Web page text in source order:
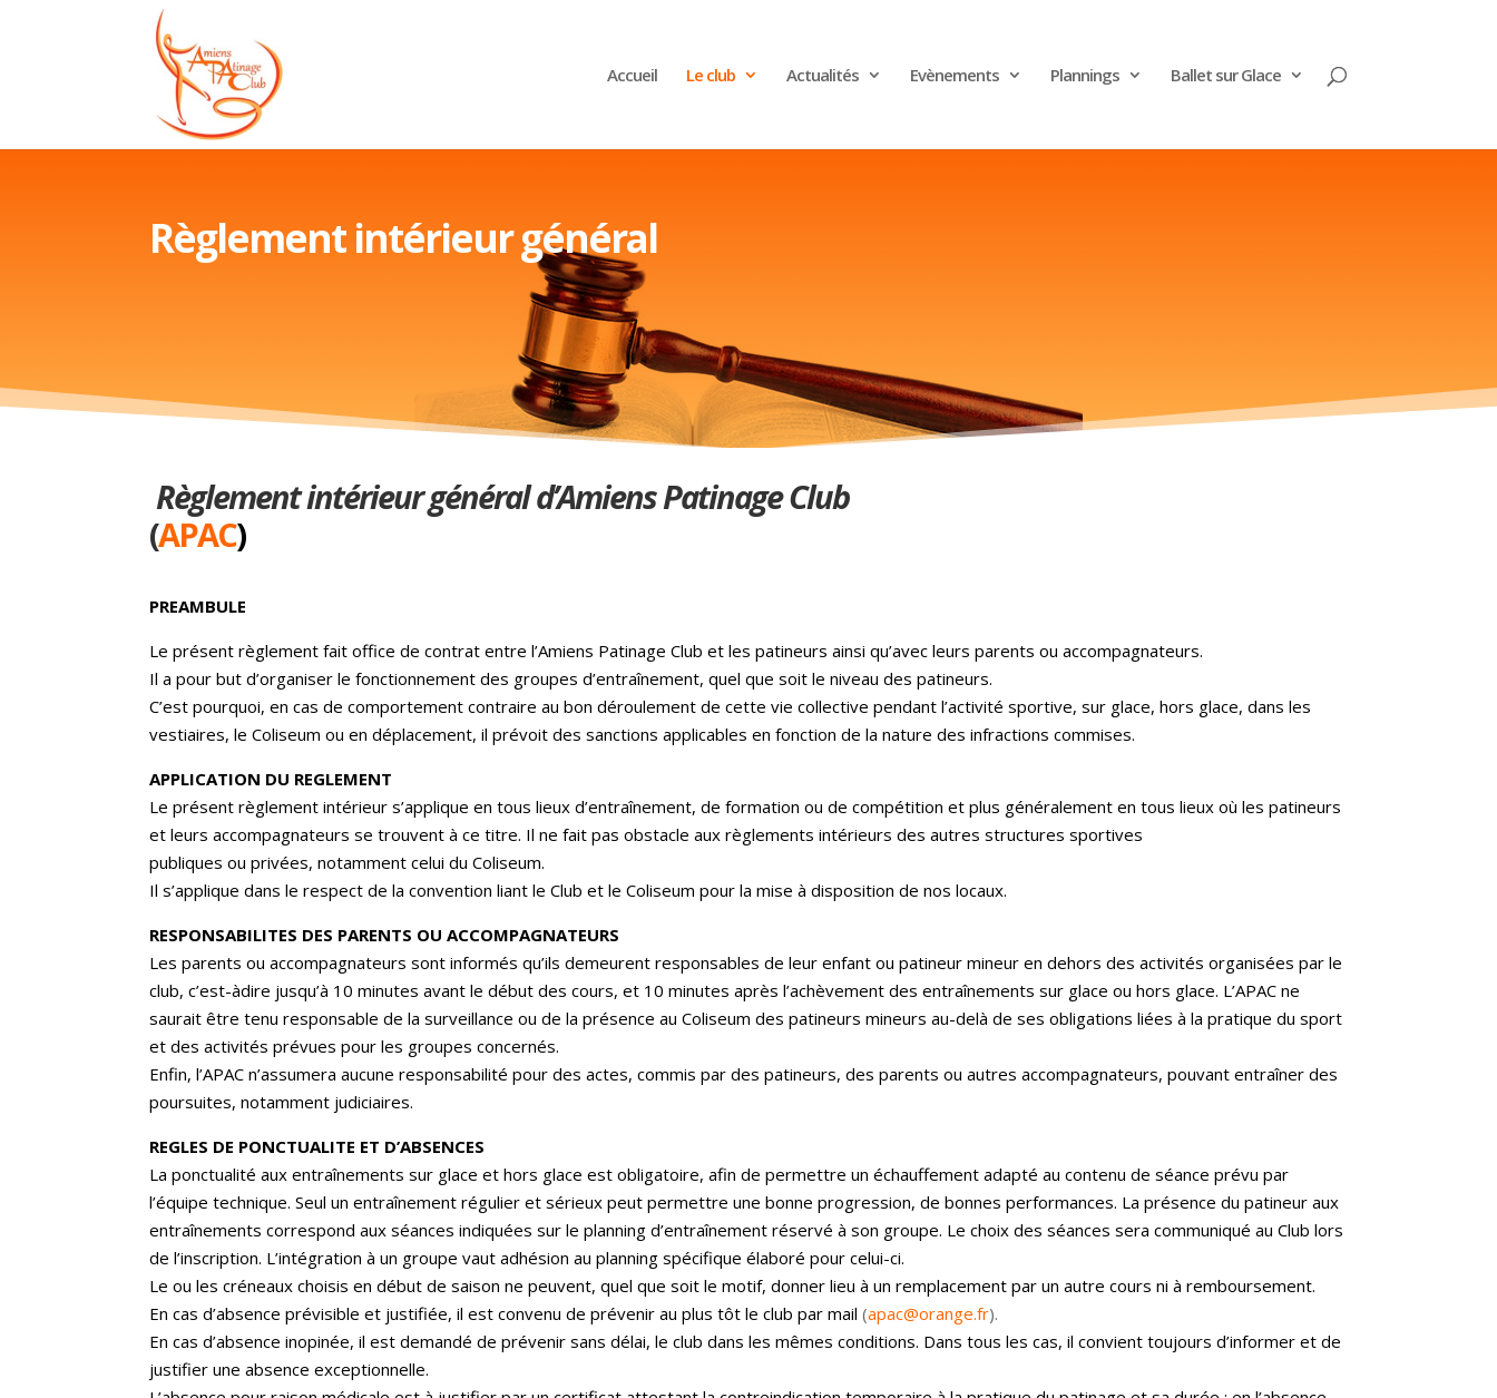
Accueil Le club Actualités Evènements Plannings Ballet sur Glace
Règlement intérieur général
Règlement intérieur général d’Amiens Patinage Club
(APAC)
PREAMBULE
Le présent règlement fait office de contrat entre l’Amiens Patinage Club et les patineurs ainsi qu’avec leurs parents ou accompagnateurs.
Il a pour but d’organiser le fonctionnement des groupes d’entraînement, quel que soit le niveau des patineurs.
C’est pourquoi, en cas de comportement contraire au bon déroulement de cette vie collective pendant l’activité sportive, sur glace, hors glace, dans les
vestiaires, le Coliseum ou en déplacement, il prévoit des sanctions applicables en fonction de la nature des infractions commises.
APPLICATION DU REGLEMENT
Le présent règlement intérieur s’applique en tous lieux d’entraînement, de formation ou de compétition et plus généralement en tous lieux où les patineurs
et leurs accompagnateurs se trouvent à ce titre. Il ne fait pas obstacle aux règlements intérieurs des autres structures sportives
publiques ou privées, notamment celui du Coliseum.
Il s’applique dans le respect de la convention liant le Club et le Coliseum pour la mise à disposition de nos locaux.
RESPONSABILITES DES PARENTS OU ACCOMPAGNATEURS
Les parents ou accompagnateurs sont informés qu’ils demeurent responsables de leur enfant ou patineur mineur en dehors des activités organisées par le
club, c’est-àdire jusqu’à 10 minutes avant le début des cours, et 10 minutes après l’achèvement des entraînements sur glace ou hors glace. L’APAC ne
saurait être tenu responsable de la surveillance ou de la présence au Coliseum des patineurs mineurs au-delà de ses obligations liées à la pratique du sport
et des activités prévues pour les groupes concernés.
Enfin, l’APAC n’assumera aucune responsabilité pour des actes, commis par des patineurs, des parents ou autres accompagnateurs, pouvant entraîner des
poursuites, notamment judiciaires.
REGLES DE PONCTUALITE ET D’ABSENCES
La ponctualité aux entraînements sur glace et hors glace est obligatoire, afin de permettre un échauffement adapté au contenu de séance prévu par
l’équipe technique. Seul un entraînement régulier et sérieux peut permettre une bonne progression, de bonnes performances. La présence du patineur aux
entraînements correspond aux séances indiquées sur le planning d’entraînement réservé à son groupe. Le choix des séances sera communiqué au Club lors
de l’inscription. L’intégration à un groupe vaut adhésion au planning spécifique élaboré pour celui-ci.
Le ou les créneaux choisis en début de saison ne peuvent, quel que soit le motif, donner lieu à un remplacement par un autre cours ni à remboursement.
En cas d’absence prévisible et justifiée, il est convenu de prévenir au plus tôt le club par mail (apac@orange.fr).
En cas d’absence inopinée, il est demandé de prévenir sans délai, le club dans les mêmes conditions. Dans tous les cas, il convient toujours d’informer et de
justifier une absence exceptionnelle.